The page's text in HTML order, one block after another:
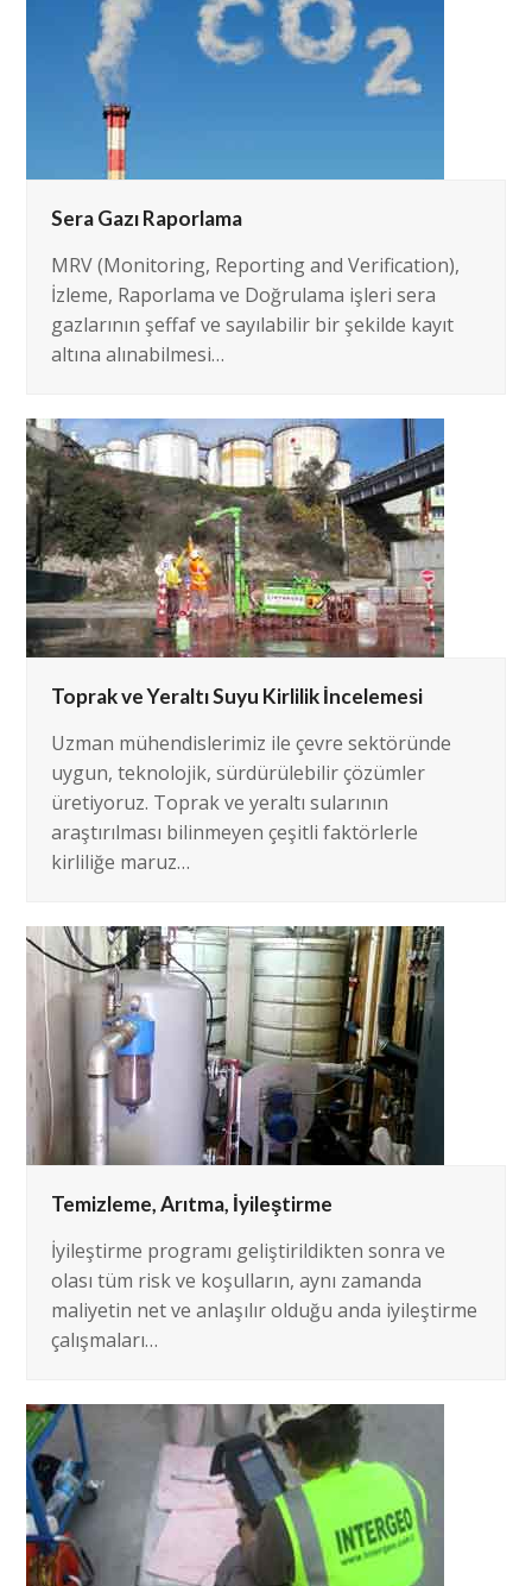
Sera Gazı Raporlama
MRV (Monitoring, Reporting and Verification),
İzleme, Raporlama ve Doğrulama işleri sera
gazlarının şeffaf ve sayılabilir bir şekilde kayıt
altına alınabilmesi…
Toprak ve Yeraltı Suyu Kirlilik İncelemesi
Uzman mühendislerimiz ile çevre sektöründe
uygun, teknolojik, sürdürülebilir çözümler
üretiyoruz. Toprak ve yeraltı sularının
araştırılması bilinmeyen çeşitli faktörlerle
kirliliğe maruz…
Temizleme, Arıtma, İyileştirme
İyileştirme programı geliştirildikten sonra ve
olası tüm risk ve koşulların, aynı zamanda
maliyetin net ve anlaşılır olduğu anda iyileştirme
çalışmaları…